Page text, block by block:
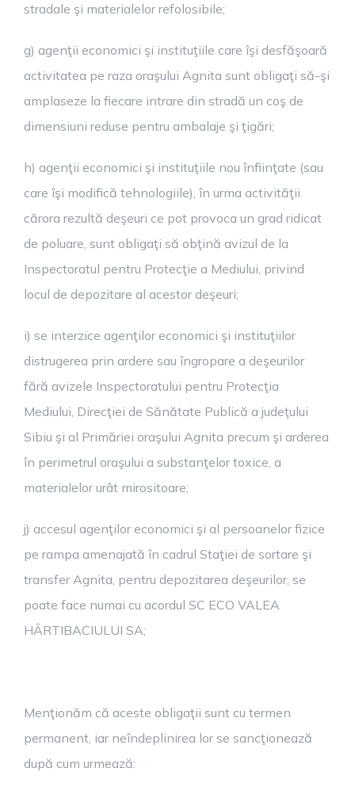
stradale şi materialelor refolosibile;
g) agenţii economici şi instituţiile care îşi desfăşoară
activitatea pe raza oraşului Agnita sunt obligaţi să-şi
amplaseze la fiecare intrare din stradă un coş de
dimensiuni reduse pentru ambalaje şi ţigări;
h) agenţii economici şi instituţiile nou înfiinţate (sau
care îşi modifică tehnologiile), în urma activităţii
cărora rezultă deşeuri ce pot provoca un grad ridicat
de poluare, sunt obligaţi să obţină avizul de la
Inspectoratul pentru Protecţie a Mediului, privind
locul de depozitare al acestor deşeuri;
i) se interzice agenţilor economici şi instituţiilor
distrugerea prin ardere sau îngropare a deşeurilor
fără avizele Inspectoratului pentru Protecţia
Mediului, Direcţiei de Sănătate Publică a judeţului
Sibiu şi al Primăriei oraşului Agnita precum şi arderea
în perimetrul oraşului a substanţelor toxice, a
materialelor urât mirositoare;
j) accesul agenţilor economici şi al persoanelor fizice
pe rampa amenajată în cadrul Staţiei de sortare şi
transfer Agnita, pentru depozitarea deşeurilor, se
poate face numai cu acordul SC ECO VALEA
HÂRTIBACIULUI SA;
Menţionăm că aceste obligaţii sunt cu termen
permanent, iar neîndeplinirea lor se sancţionează
după cum urmează: